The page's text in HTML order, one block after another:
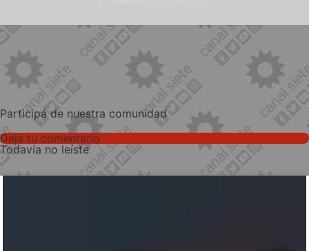
Participá de nuestra comunidad
Dejá tu comentario
Todavía no leíste